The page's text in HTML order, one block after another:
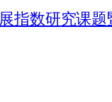
指数研究课